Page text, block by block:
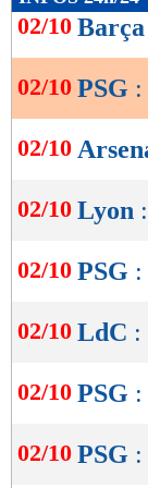
de
OK
02/10 Barça
02/10 PSG
02/10
02/10 Lyon
02/10 PSG
02/10 LdC :
02/10 PSG
02/10 PSG